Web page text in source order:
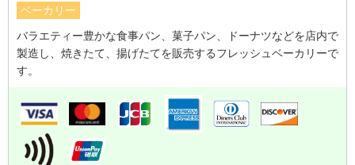
ベーカリー
バラエティー豊かな食事パン、菓子パン、ドーナツなどを店内で
製造し、焼きたて、揚げたてを販売するフレッシュベーカリーで
す。